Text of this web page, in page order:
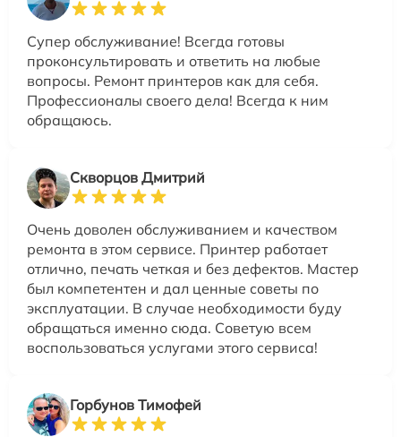
Супер обслуживание! Всегда готовы
проконсультировать и ответить на любые
вопросы. Ремонт принтеров как для себя.
Профессионалы своего дела! Всегда к ним
обращаюсь.
Скворцов Дмитрий
Очень доволен обслуживанием и качеством
ремонта в этом сервисе. Принтер работает
отлично, печать четкая и без дефектов. Мастер
был компетентен и дал ценные советы по
эксплуатации. В случае необходимости буду
обращаться именно сюда. Советую всем
воспользоваться услугами этого сервиса!
Горбунов Тимофей